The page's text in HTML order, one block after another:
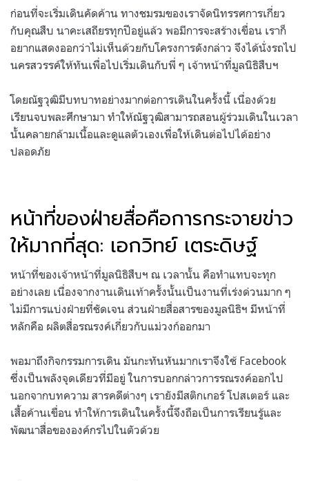
ก่อนที่จะเริ่มเดินคัดค้าน ทางชมรมของเราจัดนิทรรศการเกี่ยว
กับคุณสืบ นาคะเสถียรทุกปีอยู่แล้ว พอมีการจะสร้างเขื่อน เราก็
อยากแสดงออกว่าไม่เห็นด้วยกับโครงการดังกล่าว จึงได้นั่งรถไป
นครสวรรค์ให้ทันเพื่อไปเริ่มเดินกับพี่ ๆ เจ้าหน้าที่มูลนิธิสืบฯ
โดยณัฐวุฒิมีบทบาทอย่างมากต่อการเดินในครั้งนี้ เนื่องด้วย
เรียนจบพละศึกษามา ทำให้ณัฐวุฒิสามารถสอนผู้ร่วมเดินในเวลา
นั้นคลายกล้ามเนื้อและดูแลตัวเองเพื่อให้เดินต่อไปได้อย่าง
ปลอดภัย
หน้าที่ของฝ่ายสื่อคือการกระจายข่าว
ให้มากที่สุด: เอกวิทย์ เตระดิษฐ์
หน้าที่ของเจ้าหน้าที่มูลนิธิสืบฯ ณ เวลานั้น คือทำแทบจะทุก
อย่างเลย เนื่องจากงานเดินเท้าครั้งนั้นเป็นงานที่เร่งด่วนมาก ๆ
ไม่มีการแบ่งฝ่ายที่ชัดเจน ส่วนฝ่ายสื่อสารของมูลนิธิฯ มีหน้าที่
หลักคือ ผลิตสื่อรณรงค์เกี่ยวกับแม่วงก์ออกมา
พอมาถึงกิจกรรมการเดิน มันกะทันหันมากเราจึงใช้ Facebook
ซึ่งเป็นพลังจุดเดียวที่มีอยู่ ในการบอกกล่าวการรณรงค์ออกไป
นอกจากบทความ สารคดีต่างๆ เรายังมีสติกเกอร์ โปสเตอร์ และ
เสื้อค้านเขื่อน ทำให้การเดินในครั้งนี้จึงถือเป็นการเรียนรู้และ
พัฒนาสื่อขององค์กรไปในตัวด้วย